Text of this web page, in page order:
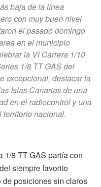
baja de la línea
con muy buen nivel
el pasado domingo
en el municipio
la VI Carrera 1/10
1/8 TT GAS del
excepcional, destacar la
Islas Canarias de una
en el radiocontrol y una
nacional.
1/8 TT GAS partía con
siempre favorito
posiciones sin claros